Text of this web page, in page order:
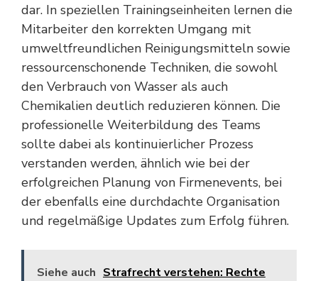
dar. In speziellen Trainingseinheiten lernen die
Mitarbeiter den korrekten Umgang mit
umweltfreundlichen Reinigungsmitteln sowie
ressourcenschonende Techniken, die sowohl
den Verbrauch von Wasser als auch
Chemikalien deutlich reduzieren können. Die
professionelle Weiterbildung des Teams
sollte dabei als kontinuierlicher Prozess
verstanden werden, ähnlich wie bei der
erfolgreichen Planung von Firmenevents, bei
der ebenfalls eine durchdachte Organisation
und regelmäßige Updates zum Erfolg führen.
Siehe auch Strafrecht verstehen: Rechte